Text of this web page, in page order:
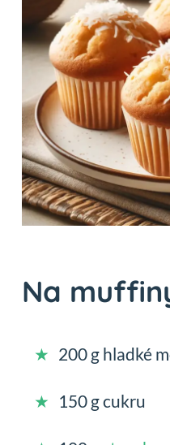
Na
200 g hladké
150 g cukru